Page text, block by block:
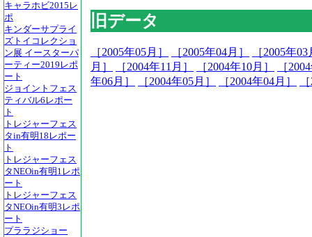
キャラホビ2015レ
ポ
キンダーサプライ
ズトイコレクショ
ン展 イースターパ
ーティー2019レポ
ート
ジョイントフェス
ティバル6レポー
ト
トレジャーフェス
タin有明18レポー
ト
トレジャーフェス
タNEOin有明1レポ
ート
トレジャーフェス
タNEOin有明3レポ
ート
プララジショー
旧データ
［2005年05月］ ［2005年04月］
［2005年
月］
［2004年11月］ ［2004年10月］
［
年06月］
［2004年05月］ ［2004年04月］